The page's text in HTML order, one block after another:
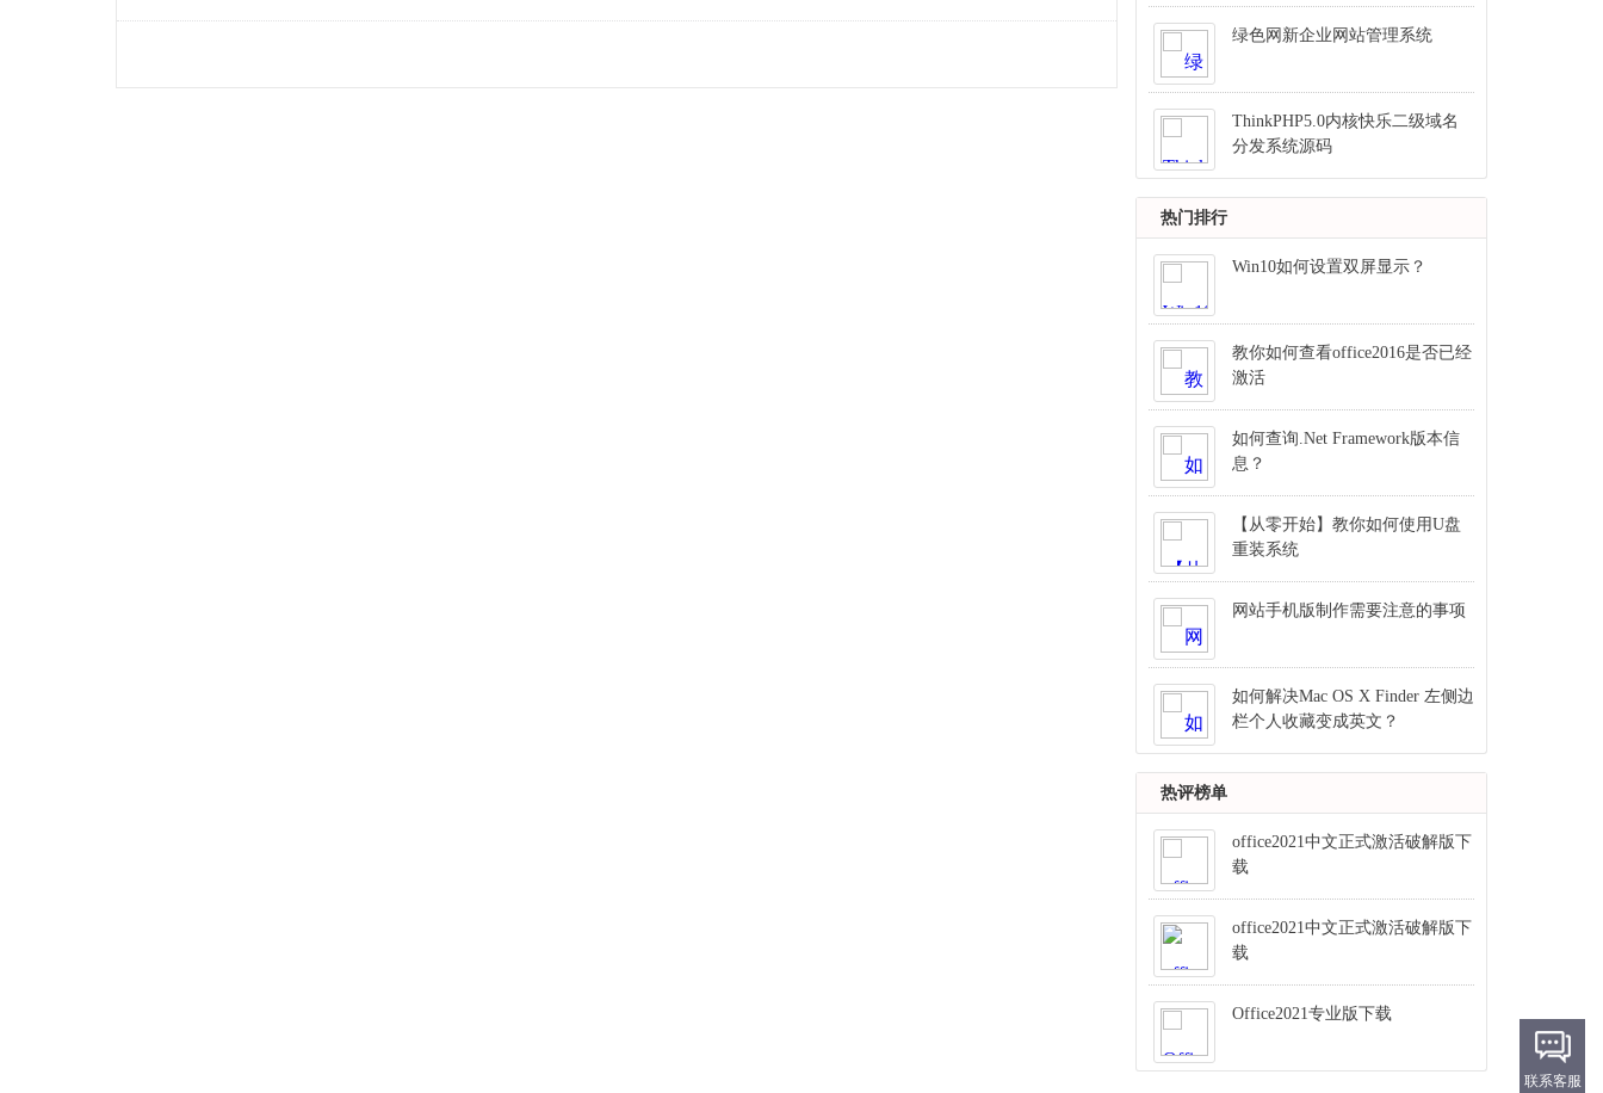
绿色网新企业网站管理系统
ThinkPHP5.0内核快乐二级域名
分发系统源码
热门排行
Win10如何设置双屏显示？
教你如何查看office2016是否已经
激活
如何查询.Net Framework版本信
息？
【从零开始】教你如何使用U盘
重装系统
网站手机版制作需要注意的事项
如何解决Mac OS X Finder 左侧边
栏个人收藏变成英文？
热评榜单
office2021中文正式激活破解版下
载
office2021中文正式激活破解版下
载
Office2021专业版下载
联系客服